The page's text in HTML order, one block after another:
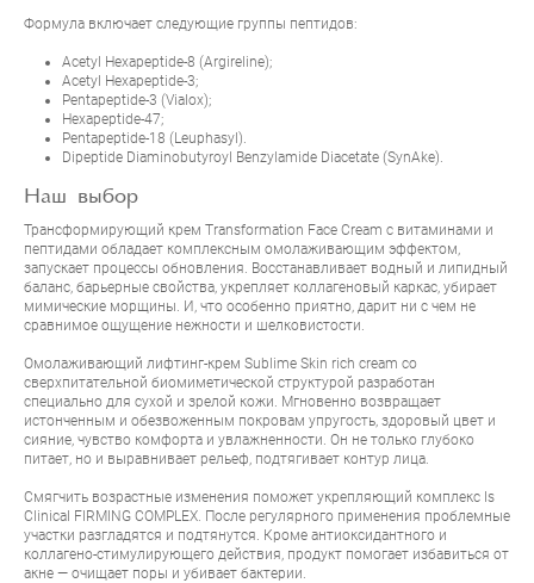
Формула включает следующие группы пептидов:
Acetyl Hexapeptide-8 (Argireline);
Acetyl Hexapeptide-3;
Pentapeptide-3 (Vialox);
Hexapeptide-47;
Pentapeptide-18 (Leuphasyl).
Dipeptide Diaminobutyroyl Benzylamide Diacetate (SynAke).
Наш выбор
Трансформирующий крем Transformation Face Cream с витаминами и
пептидами обладает комплексным омолаживающим эффектом,
запускает процессы обновления. Восстанавливает водный и липидный
баланс, барьерные свойства, укрепляет коллагеновый каркас, убирает
мимические морщины. И, что особенно приятно, дарит ни с чем не
сравнимое ощущение нежности и шелковистости.
Омолаживающий лифтинг-крем Sublime Skin rich cream со
сверхпитательной биомиметической структурой разработан
специально для сухой и зрелой кожи. Мгновенно возвращает
истонченным и обезвоженным покровам упругость, здоровый цвет и
сияние, чувство комфорта и увлажненности. Он не только глубоко
питает, но и выравнивает рельеф, подтягивает контур лица.
Смягчить возрастные изменения поможет укрепляющий комплекс Is
Clinical FIRMING COMPLEX. После регулярного применения проблемные
участки разгладятся и подтянутся. Кроме антиоксидантного и
коллагено-стимулирующего действия, продукт помогает избавиться от
акне — очищает поры и убивает бактерии.